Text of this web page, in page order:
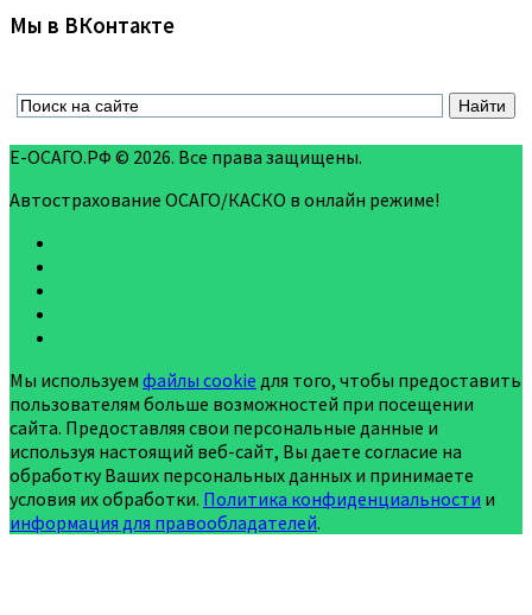
Мы в ВКонтакте
Е-ОСАГО.РФ © 2026. Все права защищены.
Автострахование ОСАГО/КАСКО в онлайн режиме!
Мы используем файлы cookie для того, чтобы предоставить
пользователям больше возможностей при посещении
сайта. Предоставляя свои персональные данные и
используя настоящий веб-сайт, Вы даете согласие на
обработку Ваших персональных данных и принимаете
условия их обработки. Политика конфиденциальности и
информация для правообладателей.